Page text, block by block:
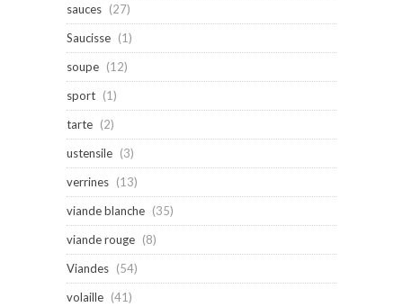
sauces (27)
Saucisse (1)
soupe (12)
sport (1)
tarte (2)
ustensile (3)
verrines (13)
viande blanche (35)
viande rouge (8)
Viandes (54)
volaille (41)